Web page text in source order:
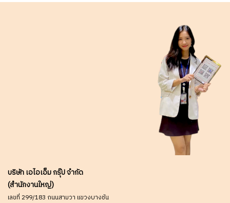
บริษัท เอไอเอ็ม กรุ๊ป จำกัด
(สำนักงานใหญ่)
เลขที่ 299/183 ถนนสามวา แขวงบางชัน